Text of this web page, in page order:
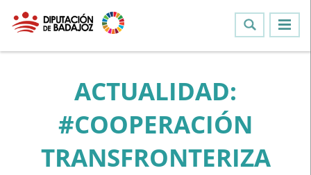
ACTUALIDAD:
#COOPERACIÓN
TRANSFRONTERIZA